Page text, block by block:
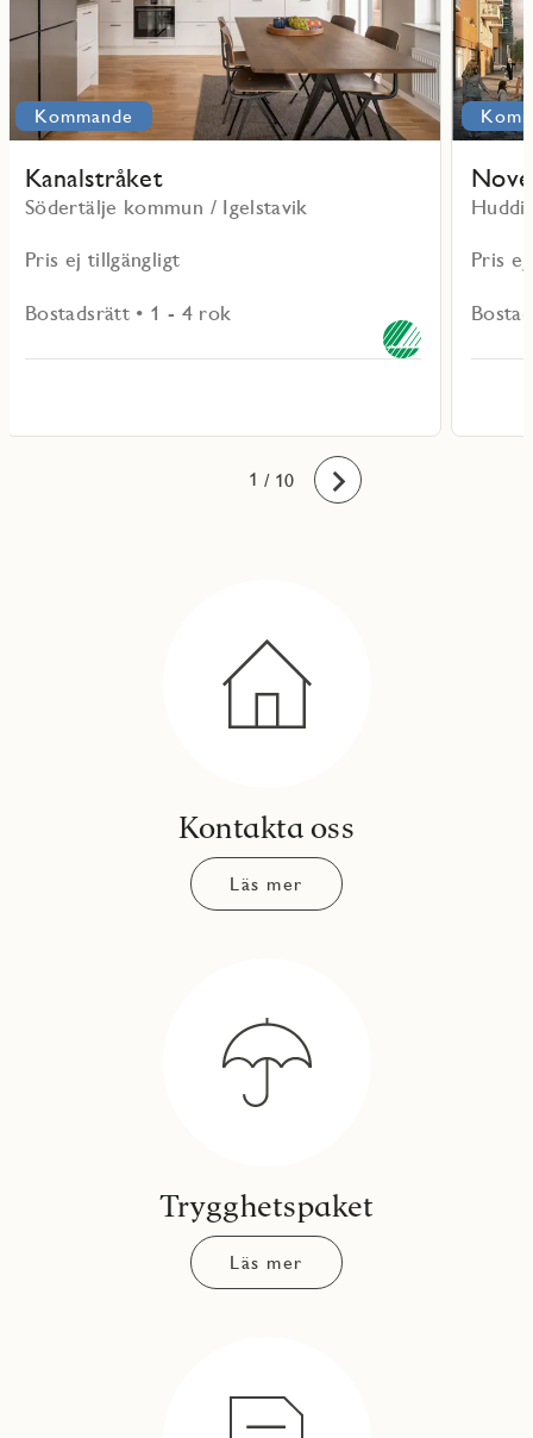
Kommande
Kanalstråket
Södertälje kommun / Igelstavik
Pris ej tillgängligt
Bostadsrätt • 1 - 4 rok
Pris
1
2
3
4
5
6
7
8
9
10 / 10 Framåt
Kontakta oss
Läs mer
Trygghetspaket
Läs mer